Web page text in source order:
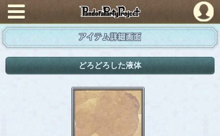
PandoraPartyProject
アイテム詳細画面
どろどろした液体